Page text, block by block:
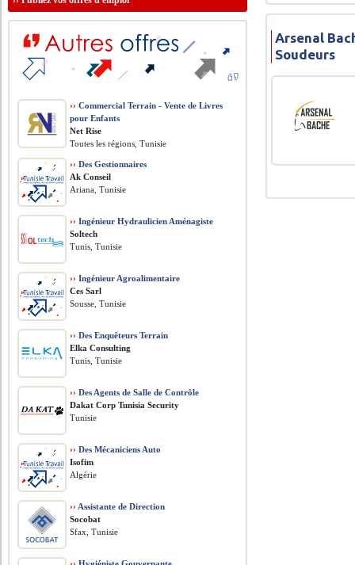
Arsenal
Soudeurs
›› Commercial Terrain - Vente de Livres
pour Enfants
Net Rise
Toutes les régions, Tunisie
›› Des Gestionnaires
Ak Conseil
Ariana, Tunisie
›› Ingénieur Hydraulicien Aménagiste
Soltech
Tunis, Tunisie
›› Ingénieur Agroalimentaire
Ces Sarl
Sousse, Tunisie
›› Des Enquêteurs Terrain
Elka Consulting
Tunis, Tunisie
›› Des Agents de Salle de Contrôle
Dakat Corp Tunisia Security
Tunisie
›› Des Mécaniciens Auto
Isofim
Algérie
›› Assistante de Direction
Socobat
Sfax, Tunisie